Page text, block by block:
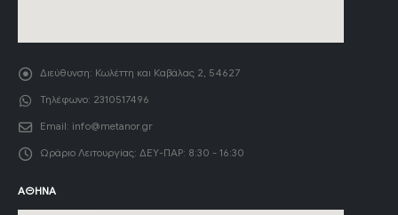
Διεύθυνση: Κωλέττη και Καβάλας 2, 54627
Τηλέφωνο: 2310517496
Email: info@metanor.gr
Ωράριο Λειτουργίας: ΔΕΥ-ΠΑΡ: 8:30 - 16:30
ΑΘΉΝΑ